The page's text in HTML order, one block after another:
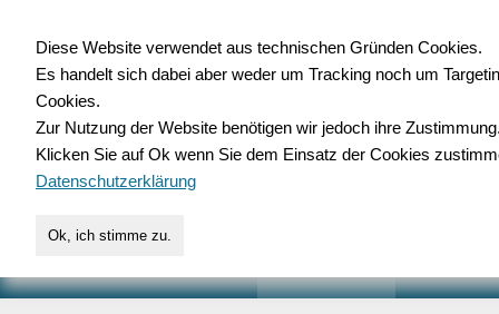
für Handwerk,
Diese Website verwendet aus technischen Gründen Cookies.
Es handelt sich dabei aber weder um Tracking noch um
Cookies.
Zur Nutzung der Website benötigen wir jedoch ihre
Klicken Sie auf Ok wenn Sie dem Einsatz der Cookies
Datenschutzerklärung
Ok, ich stimme zu.